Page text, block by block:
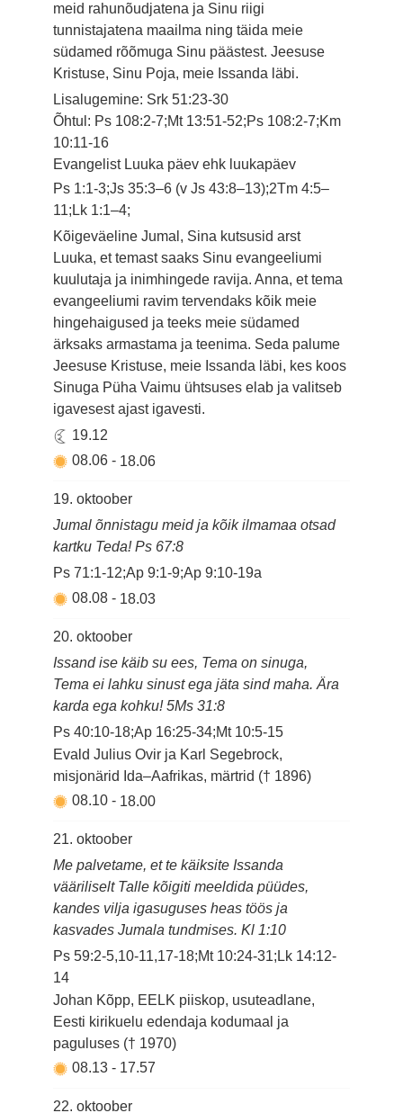
meid rahunõudjatena ja Sinu riigi
tunnistajatena maailma ning täida meie
südamed rõõmuga Sinu päästest. Jeesuse
Kristuse, Sinu Poja, meie Issanda läbi.
Lisalugemine: Srk 51:23-30
Õhtul: Ps 108:2-7;Mt 13:51-52;Ps 108:2-7;Km
10:11-16
Evangelist Luuka päev ehk luukapäev
Ps 1:1-3;Js 35:3–6 (v Js 43:8–13);2Tm 4:5–
11;Lk 1:1–4;
Kõigeväeline Jumal, Sina kutsusid arst
Luuka, et temast saaks Sinu evangeeliumi
kuulutaja ja inimhingede ravija. Anna, et tema
evangeeliumi ravim tervendaks kõik meie
hingehaigused ja teeks meie südamed
ärksaks armastama ja teenima. Seda palume
Jeesuse Kristuse, meie Issanda läbi, kes koos
Sinuga Püha Vaimu ühtsuses elab ja valitseb
igavesest ajast igavesti.
19.12
08.06- 18.06
19. oktoober
Jumal õnnistagu meid ja kõik ilmamaa otsad
kartku Teda! Ps 67:8
Ps 71:1-12;Ap 9:1-9;Ap 9:10-19a
08.08- 18.03
20. oktoober
Issand ise käib su ees, Tema on sinuga,
Tema ei lahku sinust ega jäta sind maha. Ära
karda ega kohku! 5Ms 31:8
Ps 40:10-18;Ap 16:25-34;Mt 10:5-15
Evald Julius Ovir ja Karl Segebrock,
misjonärid Ida–Aafrikas, märtrid († 1896)
08.10- 18.00
21. oktoober
Me palvetame, et te käiksite Issanda
vääriliselt Talle kõigiti meeldida püüdes,
kandes vilja igasuguses heas töös ja
kasvades Jumala tundmises. Kl 1:10
Ps 59:2-5,10-11,17-18;Mt 10:24-31;Lk 14:12-
14
Johan Kõpp, EELK piiskop, usuteadlane,
Eesti kirikuelu edendaja kodumaal ja
paguluses († 1970)
08.13- 17.57
22. oktoober